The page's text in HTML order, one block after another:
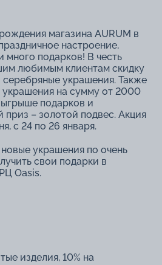
магазина AURUM в
настроение,
подарков! В честь
любимым клиентам скидку
серебряные украшения. Также
на сумму от 2000
подарков и
приз – золотой подвес. Акция
с 24 по 26 января.
украшения по очень
свои подарки в
Oasis.
изделия, 10% на